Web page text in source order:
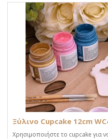
Ξύλινο Cupcake 12cm
Χρησιμοποιήστε το cupcake για